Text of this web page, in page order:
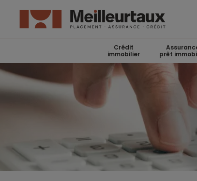
Crédit
immobilier
prêt